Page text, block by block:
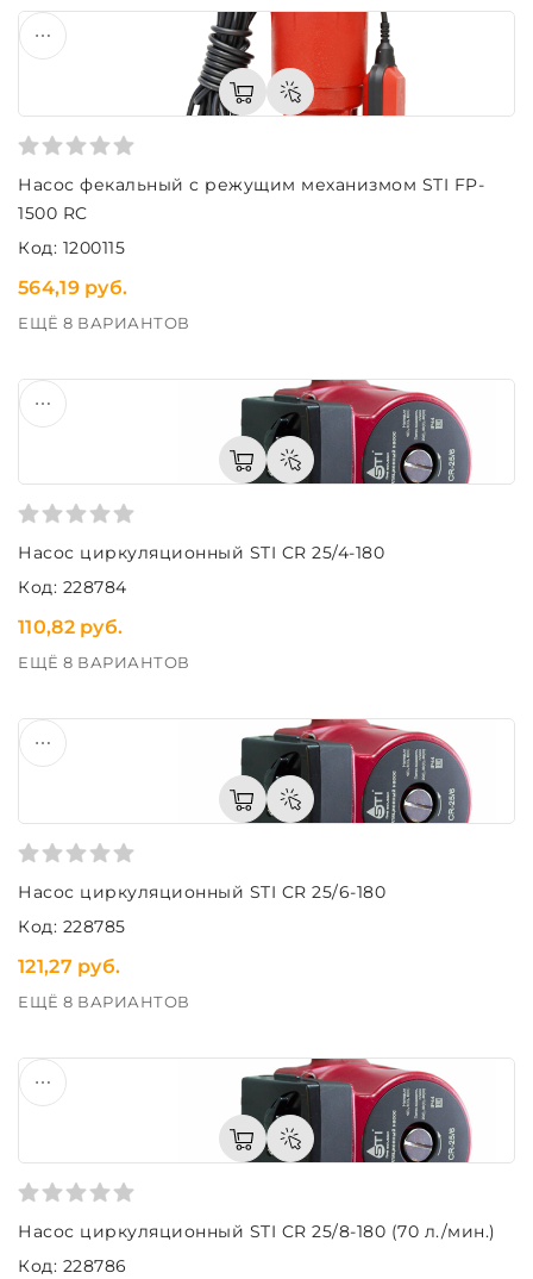
Насос фекальный с режущим механизмом STI FP-
1500 RC
Код: 1200115
564,19 руб.
ЕЩЁ 8 ВАРИАНТОВ
Насос циркуляционный STI CR 25/4-180
Код: 228784
110,82 руб.
ЕЩЁ 8 ВАРИАНТОВ
Насос циркуляционный STI CR 25/6-180
Код: 228785
121,27 руб.
ЕЩЁ 8 ВАРИАНТОВ
Насос циркуляционный STI CR 25/8-180 (70 л./мин.)
Код: 228786